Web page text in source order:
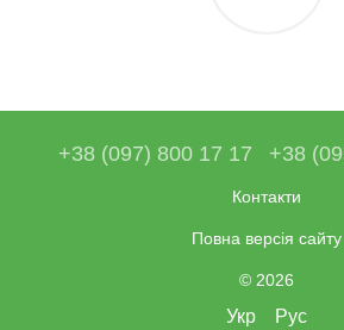
+38 (097) 800 17 17 +38
Контакти
Повна версія сайту
© 2026
Укр Рус